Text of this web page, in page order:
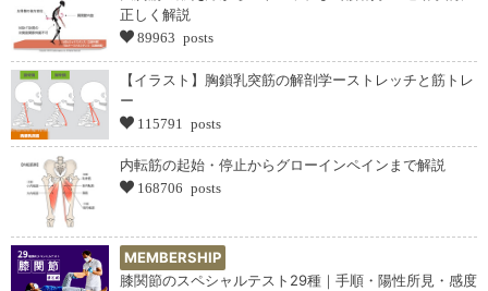
正しく解説
89963 posts
【イラスト】胸鎖乳突筋の解剖学ーストレッチと筋トレ
ー
115791 posts
内転筋の起始・停止からグローインペインまで解説
168706 posts
MEMBERSHIP
膝関節のスペシャルテスト29種｜手順・陽性所見・感度